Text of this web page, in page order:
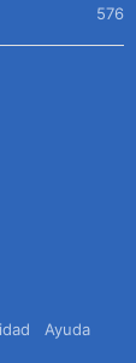
576
Ayuda